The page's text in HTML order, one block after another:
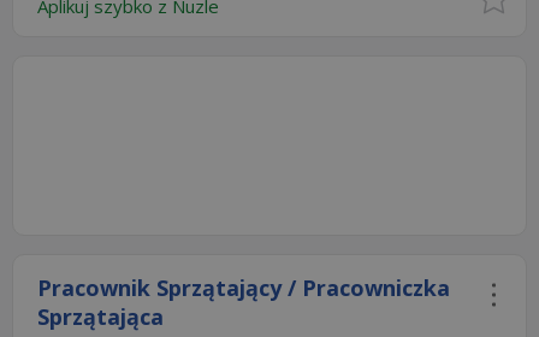
Aplikuj szybko z Nuzle
Pracownik Sprzątający / Pracowniczka
Sprzątająca